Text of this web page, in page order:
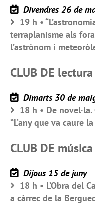
Divendres 26 de
19 h •
terraplanisme als
l’astrònom i
CLUB DE lectura
Dimarts 30 de
18 h • De novel·la.
“L’any que va caure
CLUB DE música
Dijous 15 de juny
18 h • L’Obra del
a càrrec de la